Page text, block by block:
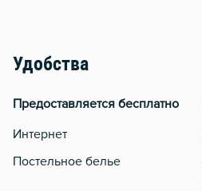
Удобства
Предоставляется бесплатно
Интернет
Постельное белье